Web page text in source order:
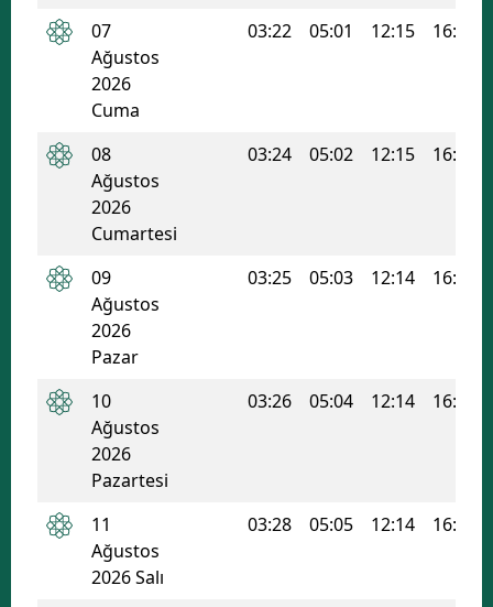
07
Ağustos
2026
Cuma
03:22 05:01 12:15 16:06
08
Ağustos
2026
Cumartesi
03:24 05:02 12:15 16:05
09
Ağustos
2026
Pazar
03:25 05:03 12:14 16:05
10
Ağustos
2026
Pazartesi
03:26 05:04 12:14 16:04
11
Ağustos
2026 Salı
03:28 05:05 12:14 16:04